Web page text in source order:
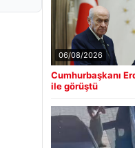
06/08/2026
Cumhurbaşkanı
ile görüştü